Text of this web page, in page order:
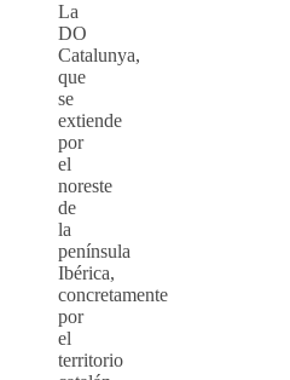
La
DO
Catalunya,
que
se
extiende
por
el
noreste
de
la
península
Ibérica,
concretamente
por
el
territorio